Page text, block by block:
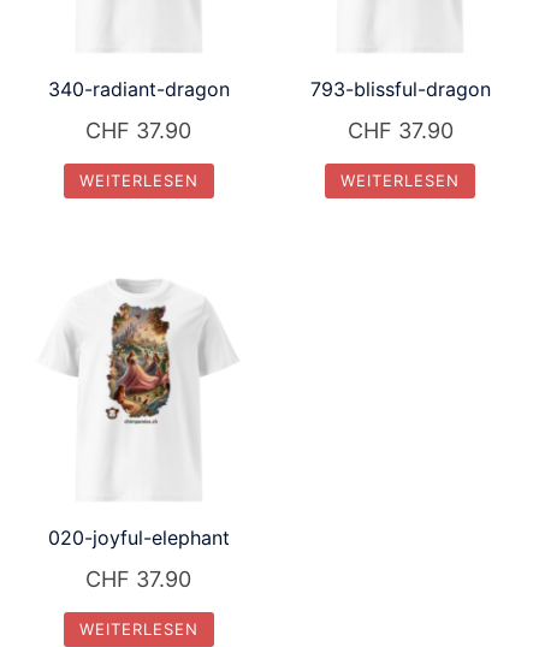
340-radiant-dragon
CHF 37.90
WEITERLESEN
793-blissful-dragon
CHF 37.90
WEITERLESEN
020-joyful-elephant
CHF 37.90
WEITERLESEN